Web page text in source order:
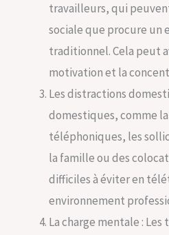
travailleurs, qui
sociale que procure un
traditionnel. Cela peut
motivation et la
Les distractions
domestiques, comme
téléphoniques, les
la famille ou des
difficiles à éviter en
environnement
La charge mentale :